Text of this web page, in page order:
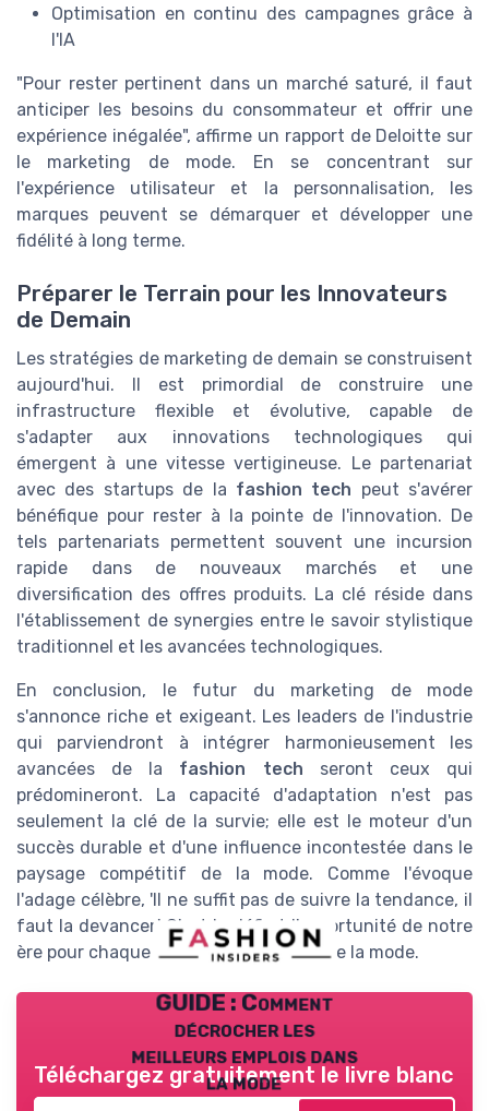
Optimisation en continu des campagnes grâce à
l'IA
"Pour rester pertinent dans un marché saturé, il faut
anticiper les besoins du consommateur et offrir une
expérience inégalée", affirme un rapport de Deloitte sur
le marketing de mode. En se concentrant sur
l'expérience utilisateur et la personnalisation, les
marques peuvent se démarquer et développer une
fidélité à long terme.
Préparer le Terrain pour les Innovateurs
de Demain
Les stratégies de marketing de demain se construisent
aujourd'hui. Il est primordial de construire une
infrastructure flexible et évolutive, capable de
s'adapter aux innovations technologiques qui
émergent à une vitesse vertigineuse. Le partenariat
avec des startups de la fashion tech peut s'avérer
bénéfique pour rester à la pointe de l'innovation. De
tels partenariats permettent souvent une incursion
rapide dans de nouveaux marchés et une
diversification des offres produits. La clé réside dans
l'établissement de synergies entre le savoir stylistique
traditionnel et les avancées technologiques.
En conclusion, le futur du marketing de mode
s'annonce riche et exigeant. Les leaders de l'industrie
qui parviendront à intégrer harmonieusement les
avancées de la fashion tech seront ceux qui
prédomineront. La capacité d'adaptation n'est pas
seulement la clé de la survie; elle est le moteur d'un
succès durable et d'une influence incontestée dans le
paysage compétitif de la mode. Comme l'évoque
l'adage célèbre, 'Il ne suffit pas de suivre la tendance, il
faut la devancer.' C'est le défi et l'opportunité de notre
ère pour chaque acteur de l'industrie de la mode.
GUIDE : Comment
décrocher les
meilleurs emplois dans
la mode
Téléchargez gratuitement le livre blanc